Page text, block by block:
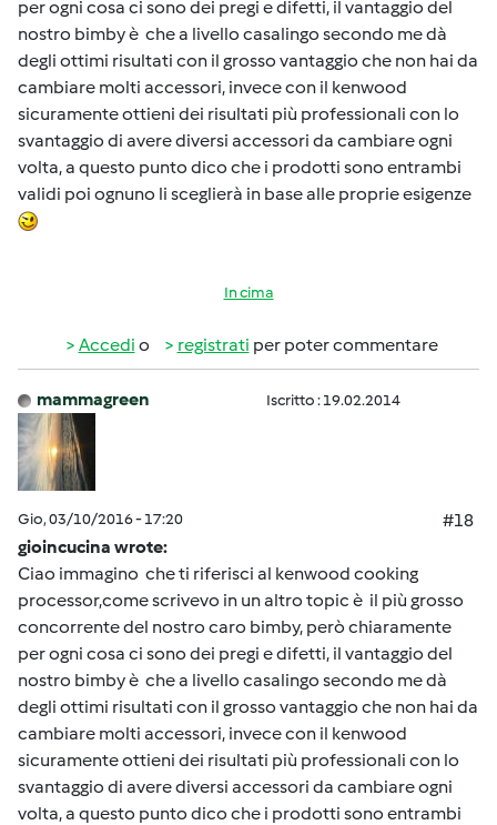
per ogni cosa ci sono dei pregi e difetti, il vantaggio del
nostro bimby è che a livello casalingo secondo me dà
degli ottimi risultati con il grosso vantaggio che non hai da
cambiare molti accessori, invece con il kenwood
sicuramente ottieni dei risultati più professionali con lo
svantaggio di avere diversi accessori da cambiare ogni
volta, a questo punto dico che i prodotti sono entrambi
validi poi ognuno li sceglierà in base alle proprie esigenze
In cima
Accedi o registrati per poter commentare
mammagreen Iscritto : 19.02.2014
Gio, 03/10/2016 - 17:20
#18
gioincucina wrote:
Ciao immagino che ti riferisci al kenwood cooking
processor,come scrivevo in un altro topic è il più grosso
concorrente del nostro caro bimby, però chiaramente
per ogni cosa ci sono dei pregi e difetti, il vantaggio del
nostro bimby è che a livello casalingo secondo me dà
degli ottimi risultati con il grosso vantaggio che non hai da
cambiare molti accessori, invece con il kenwood
sicuramente ottieni dei risultati più professionali con lo
svantaggio di avere diversi accessori da cambiare ogni
volta, a questo punto dico che i prodotti sono entrambi